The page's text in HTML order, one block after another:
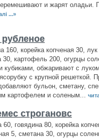
и жарят оладьи.
...»
160, корейка копченая 30,
30, картофель 200, огурцы
кубиками, обжаривают с
с крупной решеткой.
бульон, сметану,
картофелем и соленым...
строгановс
60, говядина 80, корейка
5, сметана 30, огурцы